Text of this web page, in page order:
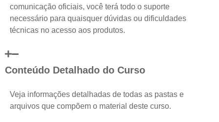
comunicação oficiais, você terá todo o suporte
necessário para quaisquer dúvidas ou dificuldades
técnicas no acesso aos produtos.
Conteúdo Detalhado do Curso
Veja informações detalhadas de todas as pastas e
arquivos que compõem o material deste curso.